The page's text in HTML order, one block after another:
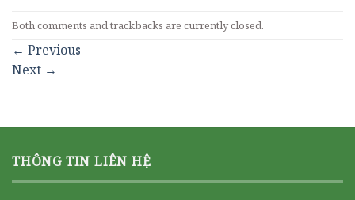
Both comments and trackbacks are currently closed.
← Previous
Next →
THÔNG TIN LIÊN HỆ